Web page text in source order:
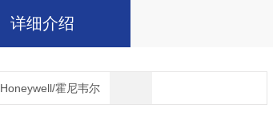
详细介绍
Honeywell/霍尼韦尔